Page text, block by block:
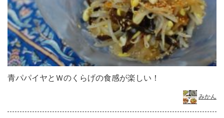
青パパイヤとＷのくらげの食感が楽しい！
みかん